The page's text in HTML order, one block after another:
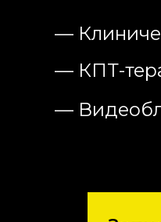
Записаться